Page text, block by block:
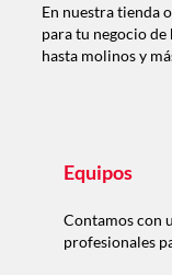
En nuestra tienda
para tu negocio
hasta molinos y
Equipos
Contamos con
profesionales